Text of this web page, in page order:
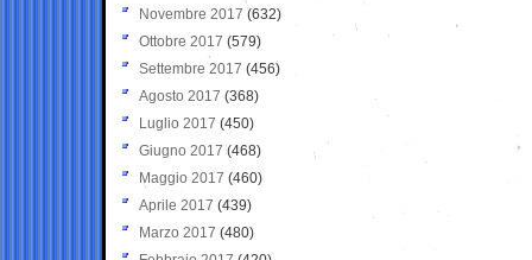
Novembre 2017 (632)
Ottobre 2017 (579)
Settembre 2017 (456)
Agosto 2017 (368)
Luglio 2017 (450)
Giugno 2017 (468)
Maggio 2017 (460)
Aprile 2017 (439)
Marzo 2017 (480)